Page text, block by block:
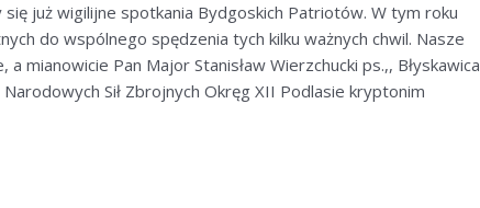
już wigilijne spotkania Bydgoskich Patriotów. W tym roku
do wspólnego spędzenia tych kilku ważnych chwil. Nasze
mianowicie Pan Major Stanisław Wierzchucki ps.,, Błyskawica
Sił Zbrojnych Okręg XII Podlasie kryptonim